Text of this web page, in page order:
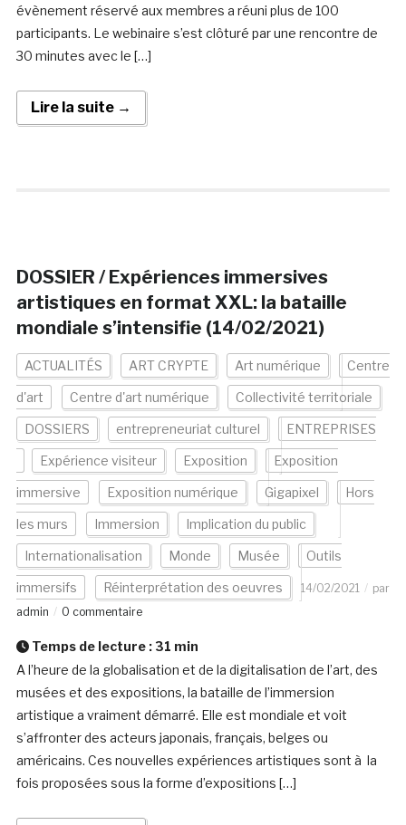
évènement réservé aux membres a réuni plus de 100
participants. Le webinaire s’est clôturé par une rencontre de
30 minutes avec le […]
Lire la suite →
DOSSIER / Expériences immersives
artistiques en format XXL: la bataille
mondiale s’intensifie (14/02/2021)
ACTUALITÉS ART CRYPTE Art numérique Centre
d'art Centre d'art numérique Collectivité territoriale
DOSSIERS entrepreneuriat culturel ENTREPRISES
Expérience visiteur Exposition Exposition
immersive Exposition numérique Gigapixel Hors
les murs Immersion Implication du public
Internationalisation Monde Musée Outils
immersifs Réinterprétation des oeuvres 14/02/2021
par
admin
0 commentaire
Temps de lecture : 31 min
A l’heure de la globalisation et de la digitalisation de l’art, des
musées et des expositions, la bataille de l’immersion
artistique a vraiment démarré. Elle est mondiale et voit
s’affronter des acteurs japonais, français, belges ou
américains. Ces nouvelles expériences artistiques sont à la
fois proposées sous la forme d’expositions […]